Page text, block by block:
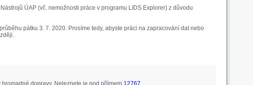
ÚAP (vč. nemožnosti práce v programu LIDS Explorer) z důvodu
pátku 3. 7. 2020. Prosíme tedy, abyste práci na zapracování dat nebo
dopravy. Neleznete je pod příjmem 12767.